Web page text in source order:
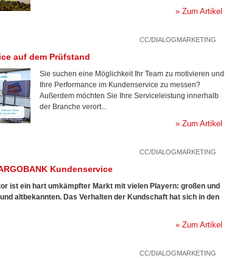
» Zum Artikel
CC/DIALOGMARKETING
auf dem Prüfstand
Sie suchen eine Möglichkeit Ihr Team zu motivieren und
Ihre Performance im Kundenservice zu messen?
Außerdem möchten Sie Ihre Serviceleistung innerhalb
der Branche verort...
» Zum Artikel
CC/DIALOGMARKETING
Kundenservice
ist ein hart umkämpfter Markt mit vielen Playern: großen und
altbekannten. Das Verhalten der Kundschaft hat sich in den
» Zum Artikel
CC/DIALOGMARKETING